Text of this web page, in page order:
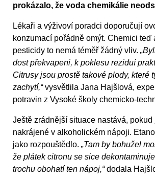
prokázalo, že voda chemikálie
Lékaři a výživoví poradci doporučují
konzumací pořádně omýt. Chemici teď
pesticidy to nemá téměř žádný vliv.
dost překvapeni, k poklesu reziduí
Citrusy jsou prostě takové plody, které
zachytí,“vysvětlila Jana Hajšlová,
potravin z Vysoké školy chemicko-
Ještě zrádnější situace nastává, pokud
nakrájené v alkoholickém nápoji.
jako rozpouštědlo. „Tam by bohužel
že plátek citronu se sice
trochu obohatí ten nápoj,“dodala